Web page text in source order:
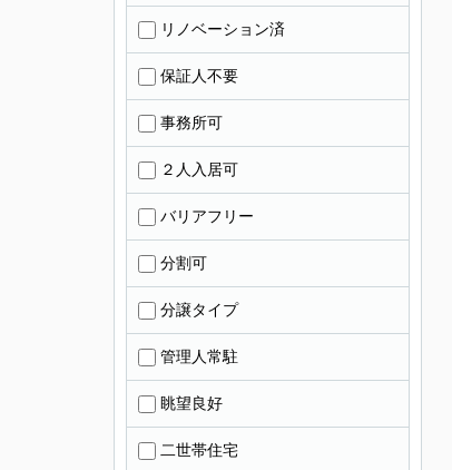
リノベーション済
保証人不要
事務所可
２人入居可
バリアフリー
分割可
分譲タイプ
管理人常駐
眺望良好
二世帯住宅